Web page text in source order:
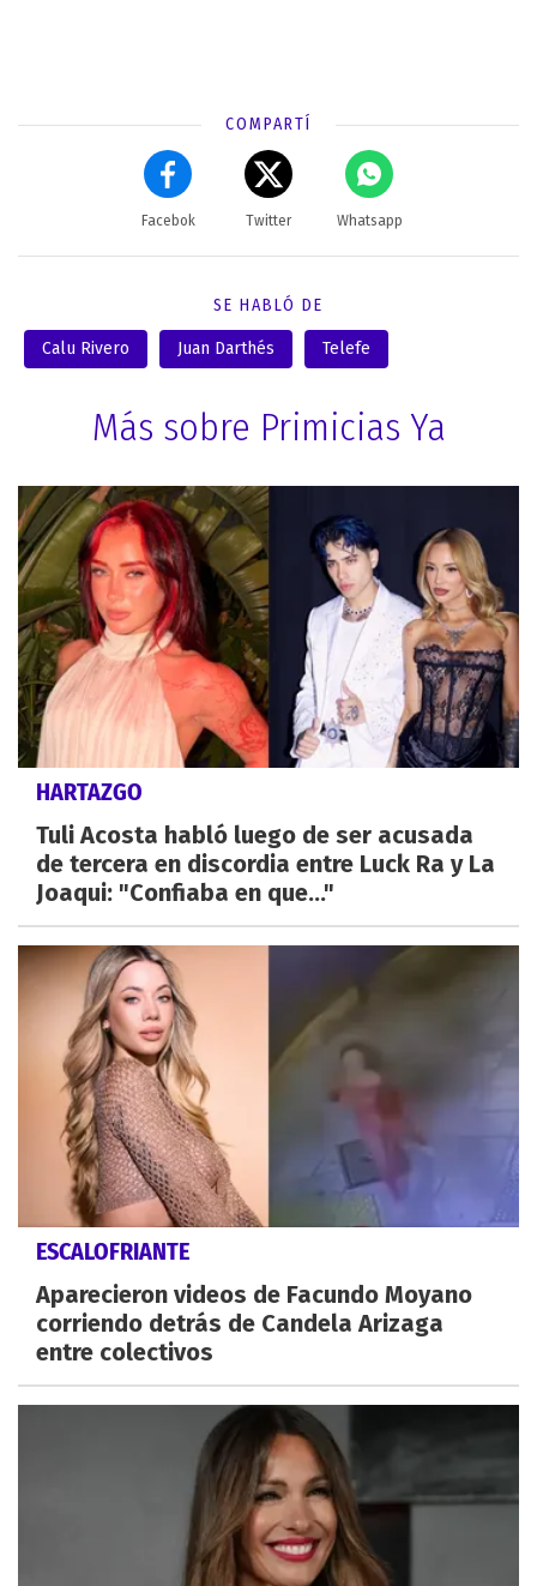
COMPARTÍ
Facebok Twitter Whatsapp
SE HABLÓ DE
Calu Rivero Juan Darthés Telefe
Más sobre Primicias Ya
HARTAZGO
Tuli Acosta habló luego de ser acusada
de tercera en discordia entre Luck Ra y La
Joaqui: "Confiaba en que..."
ESCALOFRIANTE
Aparecieron videos de Facundo Moyano
corriendo detrás de Candela Arizaga
entre colectivos